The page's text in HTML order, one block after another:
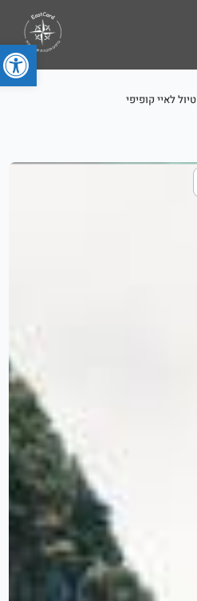
פתח
טיול לאיי קופיפי